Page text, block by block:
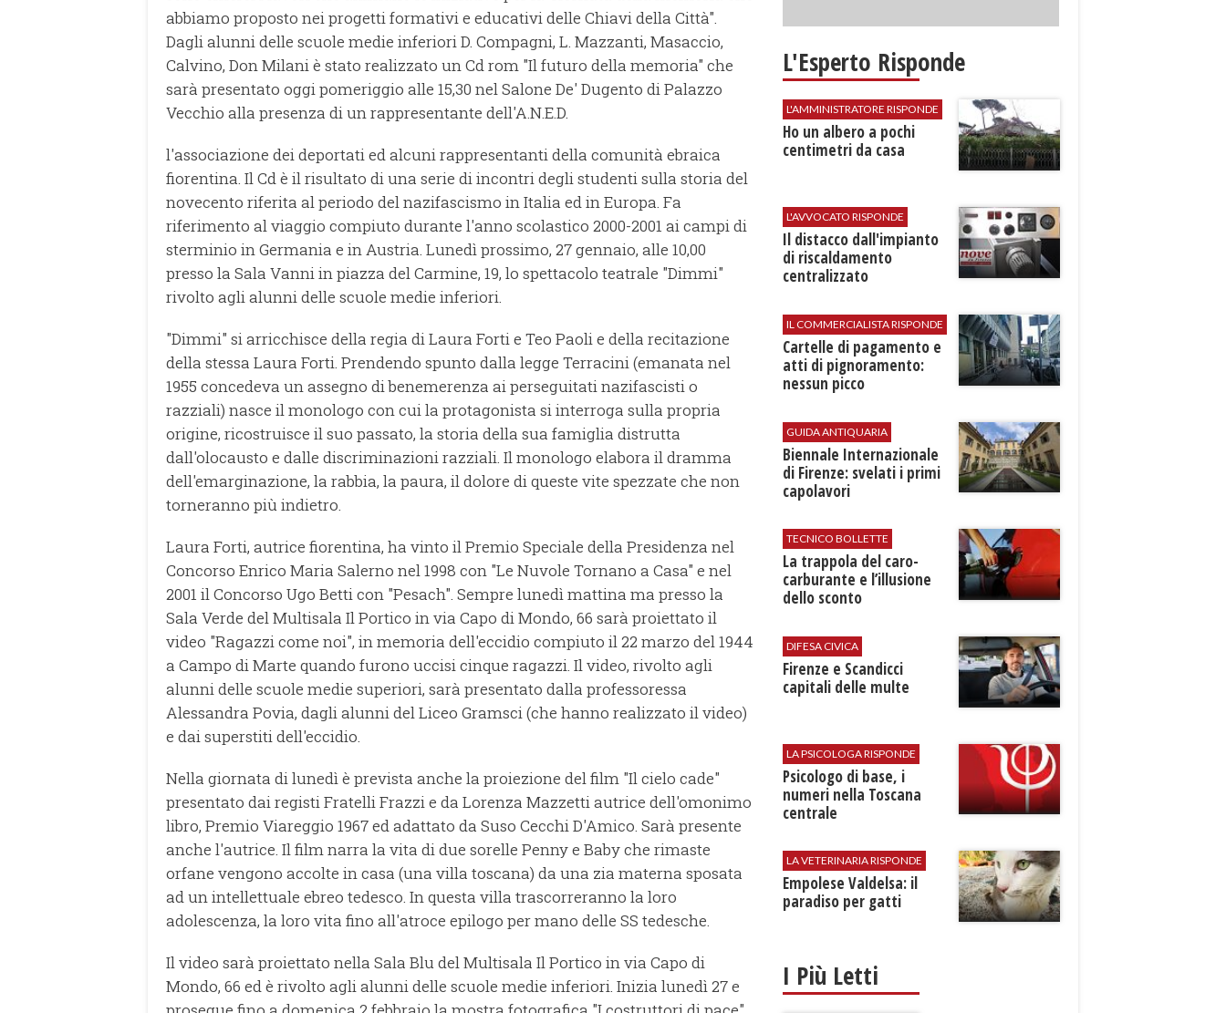
abbiamo proposto nei progetti formativi e educativi delle Chiavi della Città".
Dagli alunni delle scuole medie inferiori D. Compagni, L. Mazzanti, Masaccio,
Calvino, Don Milani è stato realizzato un Cd rom "Il futuro della memoria" che
sarà presentato oggi pomeriggio alle 15,30 nel Salone De' Dugento di Palazzo
Vecchio alla presenza di un rappresentante dell'A.N.E.D.
l'associazione dei deportati ed alcuni rappresentanti della comunità ebraica
fiorentina. Il Cd è il risultato di una serie di incontri degli studenti sulla storia del
novecento riferita al periodo del nazifascismo in Italia ed in Europa. Fa
riferimento al viaggio compiuto durante l'anno scolastico 2000-2001 ai campi di
sterminio in Germania e in Austria. Lunedì prossimo, 27 gennaio, alle 10,00
presso la Sala Vanni in piazza del Carmine, 19, lo spettacolo teatrale "Dimmi"
rivolto agli alunni delle scuole medie inferiori.
"Dimmi" si arricchisce della regia di Laura Forti e Teo Paoli e della recitazione
della stessa Laura Forti. Prendendo spunto dalla legge Terracini (emanata nel
1955 concedeva un assegno di benemerenza ai perseguitati nazifascisti o
razziali) nasce il monologo con cui la protagonista si interroga sulla propria
origine, ricostruisce il suo passato, la storia della sua famiglia distrutta
dall'olocausto e dalle discriminazioni razziali. Il monologo elabora il dramma
dell'emarginazione, la rabbia, la paura, il dolore di queste vite spezzate che non
torneranno più indietro.
Laura Forti, autrice fiorentina, ha vinto il Premio Speciale della Presidenza nel
Concorso Enrico Maria Salerno nel 1998 con "Le Nuvole Tornano a Casa" e nel
2001 il Concorso Ugo Betti con "Pesach". Sempre lunedì mattina ma presso la
Sala Verde del Multisala Il Portico in via Capo di Mondo, 66 sarà proiettato il
video "Ragazzi come noi", in memoria dell'eccidio compiuto il 22 marzo del 1944
a Campo di Marte quando furono uccisi cinque ragazzi. Il video, rivolto agli
alunni delle scuole medie superiori, sarà presentato dalla professoressa
Alessandra Povia, dagli alunni del Liceo Gramsci (che hanno realizzato il video)
e dai superstiti dell'eccidio.
Nella giornata di lunedì è prevista anche la proiezione del film "Il cielo cade"
presentato dai registi Fratelli Frazzi e da Lorenza Mazzetti autrice dell'omonimo
libro, Premio Viareggio 1967 ed adattato da Suso Cecchi D'Amico. Sarà presente
anche l'autrice. Il film narra la vita di due sorelle Penny e Baby che rimaste
orfane vengono accolte in casa (una villa toscana) da una zia materna sposata
ad un intellettuale ebreo tedesco. In questa villa trascorreranno la loro
adolescenza, la loro vita fino all'atroce epilogo per mano delle SS tedesche.
Il video sarà proiettato nella Sala Blu del Multisala Il Portico in via Capo di
Mondo, 66 ed è rivolto agli alunni delle scuole medie inferiori. Inizia lunedì 27 e
L'Esperto Risponde
L'AMMINISTRATORE RISPONDE
Ho un albero a pochi
centimetri da casa
L'AVVOCATO RISPONDE
Il distacco dall'impianto
di riscaldamento
centralizzato
IL COMMERCIALISTA RISPONDE
Cartelle di pagamento e
atti di pignoramento:
nessun picco
GUIDA ANTIQUARIA
Biennale Internazionale
di Firenze: svelati i primi
capolavori
TECNICO BOLLETTE
​La trappola del caro-
carburante e l’illusione
dello sconto
DIFESA CIVICA
Firenze e Scandicci
capitali delle multe
LA PSICOLOGA RISPONDE
Psicologo di base, i
numeri nella Toscana
centrale
LA VETERINARIA RISPONDE
Empolese Valdelsa: il
paradiso per gatti
I Più Letti